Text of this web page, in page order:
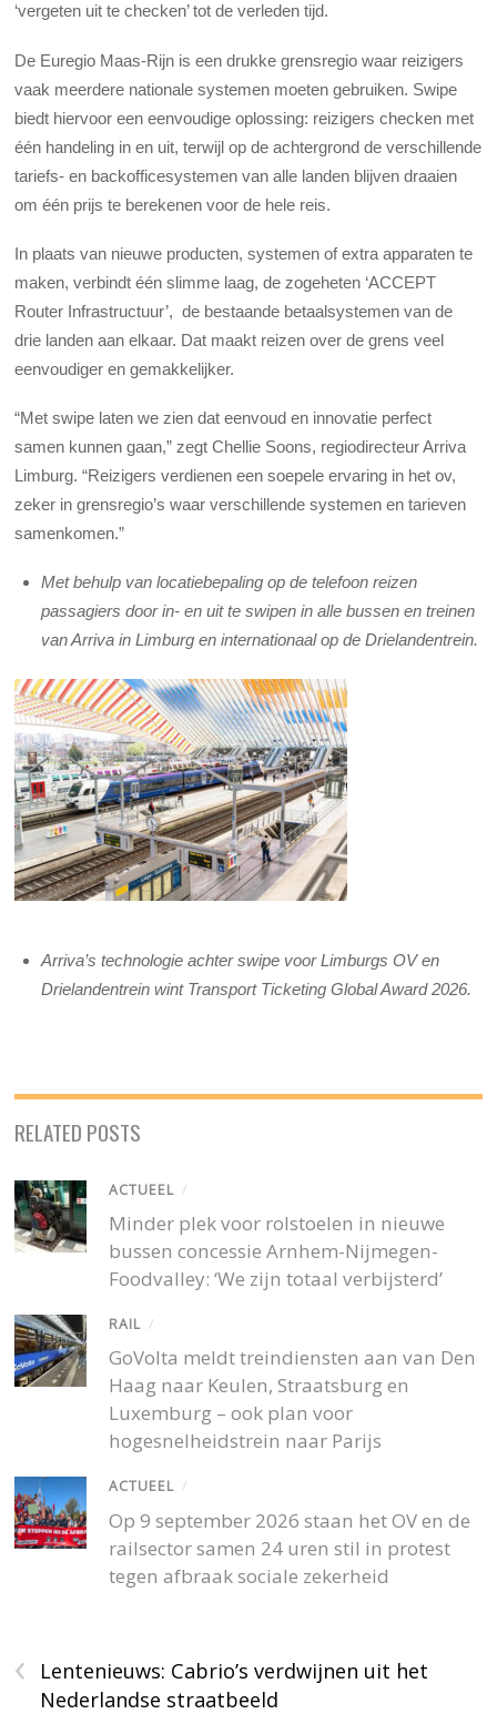
‘vergeten uit te checken’ tot de verleden tijd.
De Euregio Maas-Rijn is een drukke grensregio waar reizigers
vaak meerdere nationale systemen moeten gebruiken. Swipe
biedt hiervoor een eenvoudige oplossing: reizigers checken met
één handeling in en uit, terwijl op de achtergrond de verschillende
tariefs- en backofficesystemen van alle landen blijven draaien
om één prijs te berekenen voor de hele reis.
In plaats van nieuwe producten, systemen of extra apparaten te
maken, verbindt één slimme laag, de zogeheten ‘ACCEPT
Router Infrastructuur’, de bestaande betaalsystemen van de
drie landen aan elkaar. Dat maakt reizen over de grens veel
eenvoudiger en gemakkelijker.
“Met swipe laten we zien dat eenvoud en innovatie perfect
samen kunnen gaan,” zegt Chellie Soons, regiodirecteur Arriva
Limburg. “Reizigers verdienen een soepele ervaring in het ov,
zeker in grensregio’s waar verschillende systemen en tarieven
samenkomen.”
Met behulp van locatiebepaling op de telefoon reizen
passagiers door in- en uit te swipen in alle bussen en treinen
van Arriva in Limburg en internationaal op de Drielandentrein.
Arriva’s technologie achter swipe voor Limburgs OV en
Drielandentrein wint Transport Ticketing Global Award 2026.
RELATED POSTS
ACTUEEL /
Minder plek voor rolstoelen in nieuwe
bussen concessie Arnhem-Nijmegen-
Foodvalley: ‘We zijn totaal verbijsterd’
RAIL /
GoVolta meldt treindiensten aan van Den
Haag naar Keulen, Straatsburg en
Luxemburg – ook plan voor
hogesnelheidstrein naar Parijs
ACTUEEL /
Op 9 september 2026 staan het OV en de
railsector samen 24 uren stil in protest
tegen afbraak sociale zekerheid
‹
Lentenieuws: Cabrio’s verdwijnen uit het
Nederlandse straatbeeld